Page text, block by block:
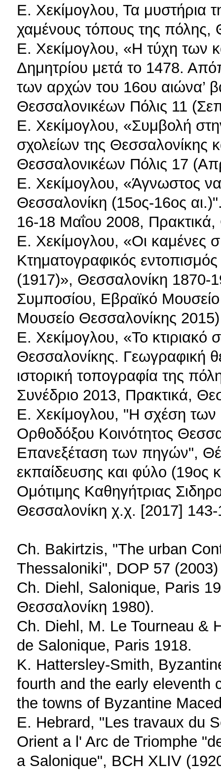
Ε. Χεκίμογλου, Τα μυστήρια
χαμένους τόπους της πόλης,
Ε. Χεκίμογλου, «Η τύχη των
Δημητρίου μετά το 1478.
των αρχών του 16ου αιώνα’
Θεσσαλονικέων Πόλις 11
Ε. Χεκίμογλου, «Συμβολή
σχολείων της Θεσσαλονίκης
Θεσσαλονικέων Πόλις 17
Ε. Χεκίμογλου, «Άγνωστος
Θεσσαλονίκη (15ος-16ος
16-18 Μαΐου 2008,
Ε. Χεκίμογλου, «Οι καμένες
Κτηματογραφικός
(1917)», Θεσσαλονίκη 1870-
Συμποσίου, Εβραϊκό
Μουσείο Θεσσαλονίκης
Ε. Χεκίμογλου, «Το
Θεσσαλονίκης. Γεωγραφική
ιστορική τοπογραφία της
Συνέδριο 2013, Πρακτικά,
Ε. Χεκίμογλου, "Η σχέση των
Ορθοδόξου Κοινότητος
Επανεξέταση των πηγών",
εκπαίδευσης και φύλο (19ος
Ομότιμης Καθηγήτριας
Θεσσαλονίκη χ.χ. [2017]
Ch. Bakirtzis, "The urban
Thessaloniki", DOP 57
Ch. Diehl, Salonique, Paris
Θεσσαλονίκη 1980).
Ch. Diehl, M. Le Tourneau &
de Salonique, Paris 1918.
K. Hattersley-Smith,
fourth and the early eleventh
the towns of Byzantine
E. Hebrard, "Les travaux du
Orient a l' Arc de Triomphe
a Salonique", BCH XLIV